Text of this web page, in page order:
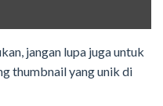
jangan lupa juga untuk
thumbnail yang unik di